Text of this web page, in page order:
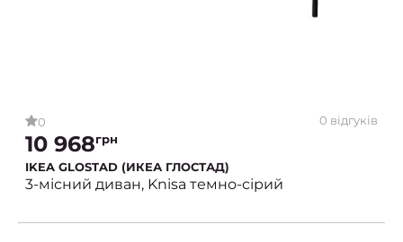
0 0 відгуків
10 968грн
IKEA GLOSTAD (ИКЕА ГЛОСТАД)
3-місний диван, Knisa темно-сірий